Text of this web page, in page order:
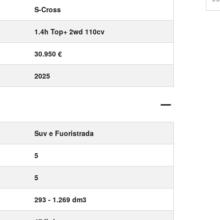
S-Cross
1.4h Top+ 2wd 110cv
30.950 €
2025
Suv e Fuoristrada
5
5
293 - 1.269 dm3